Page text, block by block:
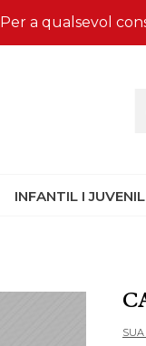
Per a qualsevol
INFANTIL I JUVENIL